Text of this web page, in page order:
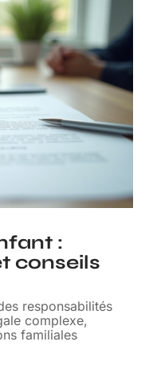
:
conseils
responsabilités
complexe,
familiales